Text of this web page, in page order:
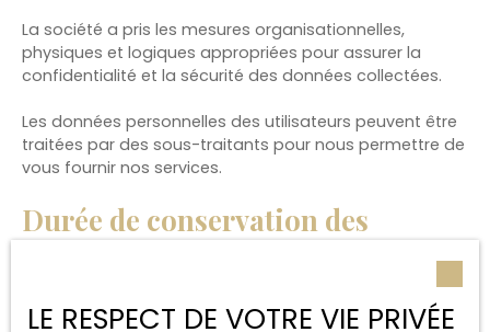
La société a pris les mesures organisationnelles,
physiques et logiques appropriées pour assurer la
confidentialité et la sécurité des données collectées.
Les données personnelles des utilisateurs peuvent être
traitées par des sous-traitants pour nous permettre de
vous fournir nos services.
Durée de conservation des
Nous conservons vos données uniquement le temps
LE RESPECT DE VOTRE VIE PRIVÉE